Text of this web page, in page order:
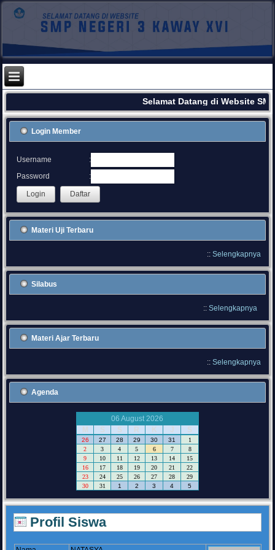
Selamat Datang di Website
Login Member
Username
:
Password
:
Materi Uji Terbaru
:: Selengkapnya
Silabus
:: Selengkapnya
Materi Ajar Terbaru
:: Selengkapnya
Agenda
06 August 2026
M
S S R K J S
26 27 28 29 30 31
1
2
3 4 5 6 7
8
9
10 11 12 13 14
15
16
17 18 19 20 21
22
23
24 25 26 27 28
29
30
31 1 2 3 4 5
Profil Siswa